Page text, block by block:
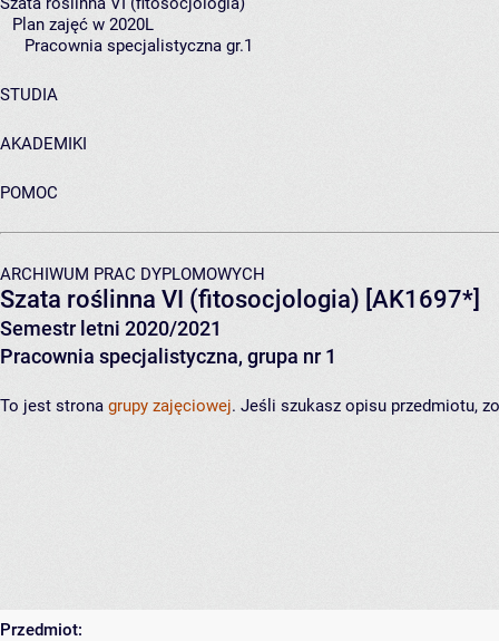
Plan zajęć w 2020L
Pracownia specjalistyczna gr.1
STUDIA
AKADEMIKI
POMOC
ARCHIWUM PRAC DYPLOMOWYCH
Szata roślinna VI (fitosocjologia) [AK1697*]
Semestr letni 2020/2021
Pracownia specjalistyczna, grupa nr 1
To jest strona grupy zajęciowej. Jeśli szukasz opisu przedmiotu,
Przedmiot: